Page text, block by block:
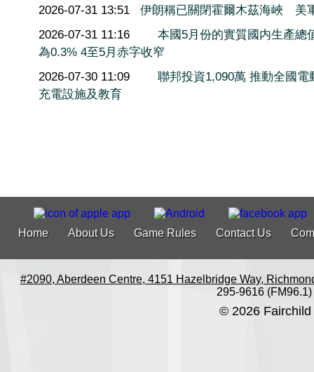
2026-07-31 13:51
伊朗稱已關閉霍爾木茲海峽 美
2026-07-31 11:16
本國5月份的實質國内生產總
為0.3% 4至5月赤字收窄
2026-07-30 11:09
聯邦投資1,090萬 推動全國電
充電設施及教育
Home About Us Game Rules Contact Us
#2090, Aberdeen Centre, 4151 Hazelbridge Way,
295-9616 (FM96.1)
© 2026 Fairchild